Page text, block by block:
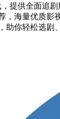
提供全面追
，海量优质影
助你轻松选剧